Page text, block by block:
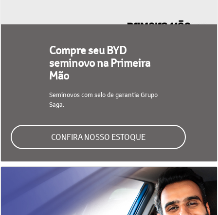
seminovo na Primeira
Mão
Seminovos com selo de garantia Grupo